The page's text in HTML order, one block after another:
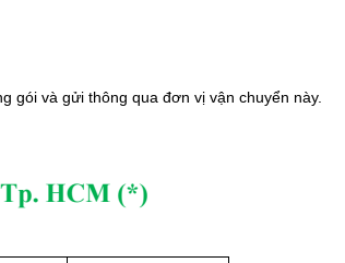
gói và gửi thông qua đơn vị vận chuyển này.